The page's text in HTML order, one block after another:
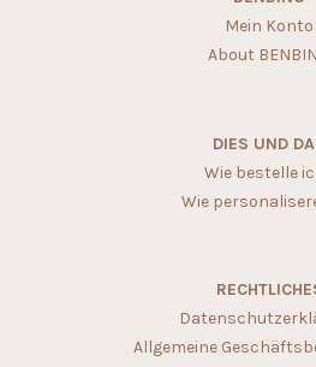
Mein Konto
About
DIES UND
Wie bestelle
Wie
Allgemeine